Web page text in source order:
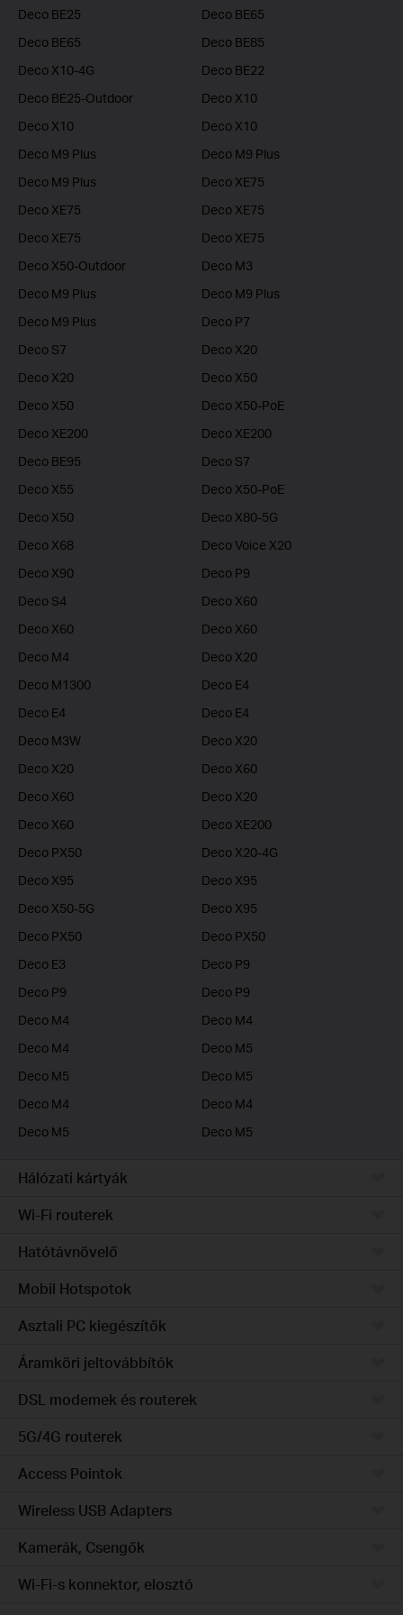
Deco BE25
Deco BE65
Deco BE65
Deco BE85
Deco X10-4G
Deco BE22
Deco BE25-Outdoor
Deco X10
Deco X10
Deco X10
Deco M9 Plus
Deco M9 Plus
Deco M9 Plus
Deco XE75
Deco XE75
Deco XE75
Deco XE75
Deco XE75
Deco X50-Outdoor
Deco M3
Deco M9 Plus
Deco M9 Plus
Deco M9 Plus
Deco P7
Deco S7
Deco X20
Deco X20
Deco X50
Deco X50
Deco X50-PoE
Deco XE200
Deco XE200
Deco BE95
Deco S7
Deco X55
Deco X50-PoE
Deco X50
Deco X80-5G
Deco X68
Deco Voice X20
Deco X90
Deco P9
Deco S4
Deco X60
Deco X60
Deco X60
Deco M4
Deco X20
Deco M1300
Deco E4
Deco E4
Deco E4
Deco M3W
Deco X20
Deco X20
Deco X60
Deco X60
Deco X20
Deco X60
Deco XE200
Deco PX50
Deco X20-4G
Deco X95
Deco X95
Deco X50-5G
Deco X95
Deco PX50
Deco PX50
Deco E3
Deco P9
Deco P9
Deco P9
Deco M4
Deco M4
Deco M4
Deco M5
Deco M5
Deco M5
Deco M4
Deco M4
Deco M5
Deco M5
Hálózati kártyák
Wi-Fi routerek
Hatótávnövelő
Mobil Hotspotok
Asztali PC kiegészítők
Áramköri jeltovábbítók
DSL modemek és routerek
5G/4G routerek
Access Pointok
Wireless USB Adapters
Kamerák, Csengők
Wi-Fi-s konnektor, elosztó